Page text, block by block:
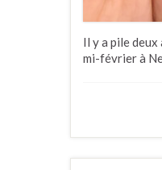
Il y a pile deux
mi-février à